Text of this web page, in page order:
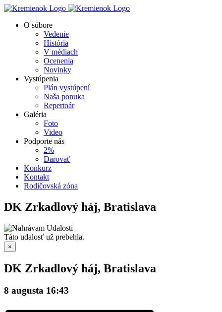
Skip
contentO súbore
Vedenie
História
V médiach
Ocenenia
Novinky
Vystúpenia
Plán vystúpení
Naša ponuka
Repertoár
Galéria
Foto
Video
Podporte nás
2%
Darovať
Konkurz
Kontakt
Rodičovská zóna
DK Zrkadlový háj, Bratislava
Táto udalosť už prebehla.
×
DK Zrkadlový háj, Bratislava
8 augusta 16:43